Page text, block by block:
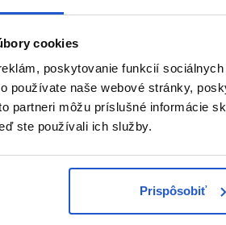
cookies
poskytovanie funkcií
používate naše webové stránky,
partneri môžu príslušné informácie
ste používali ich služby.
Prispôsobiť
Double Power
vlasy 400ml
9.90